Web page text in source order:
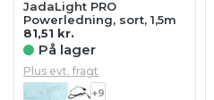
JadaLight PRO
Powerledning, sort, 1,5m
81,51 kr.
På lager
Plus evt. fragt
+9